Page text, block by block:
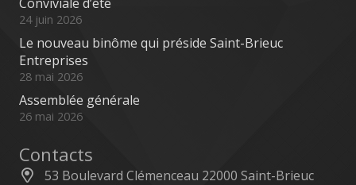
24 juin 2026
Le nouveau binôme qui préside Saint-Brieuc
Entreprises
28 mai 2026
Assemblée générale
26 mai 2026
Contacts
53 Boulevard Clémenceau 22000 Saint-Brieuc